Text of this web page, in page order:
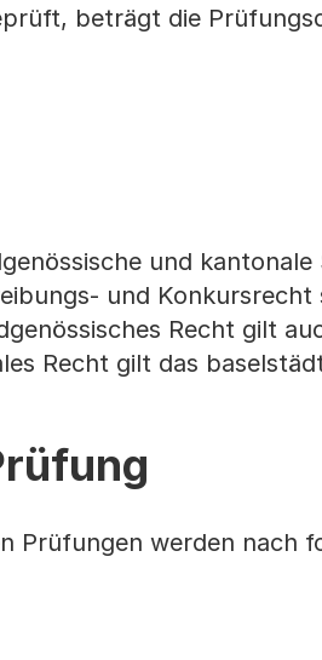
beträgt die
und
und Konkursrecht
Recht gilt
Recht gilt das
Prüfungen werden nach